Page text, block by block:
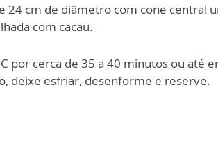
24 cm de diâmetro com cone central
com cacau.
por cerca de 35 a 40 minutos ou até
deixe esfriar, desenforme e reserve.